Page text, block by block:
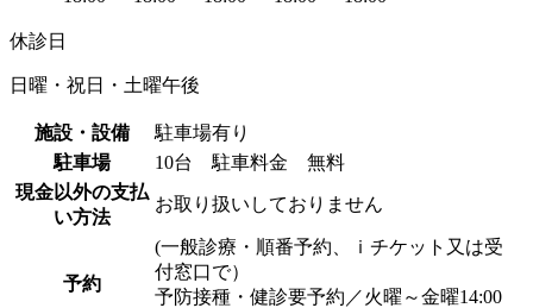
休診日
日曜・祝日・土曜午後
施設・設備
駐車場有り
駐車場
10台 駐車料金 無料
現金以外の支払
い方法
お取り扱いしておりません
予約
(一般診療・順番予約、ｉチケット又は受
付窓口で）
予防接種・健診要予約／火曜～金曜14:00